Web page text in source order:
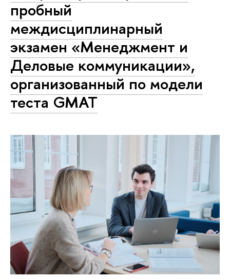
пробный
междисциплинарный
экзамен «Менеджмент и
Деловые коммуникации»,
организованный по модели
теста GMAT